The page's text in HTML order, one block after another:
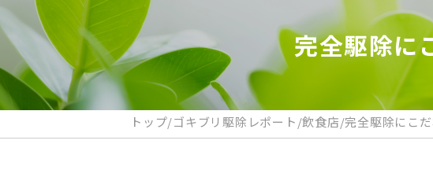
完全駆除に
トップ/ゴキブリ駆除レポート/飲食店/完全駆除にこ